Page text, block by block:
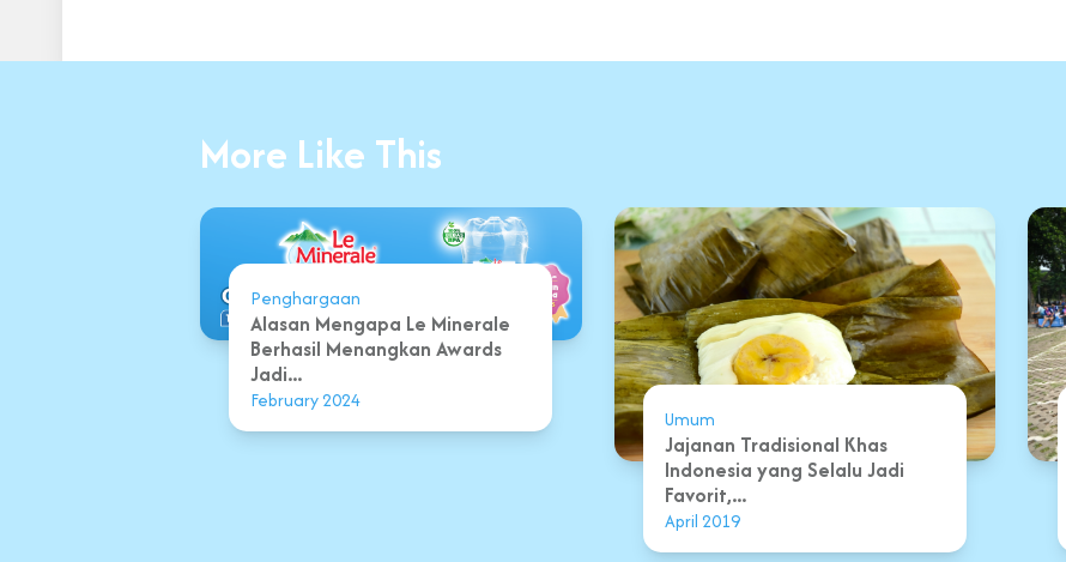
More Like This
Penghargaan
Alasan Mengapa Le Minerale
Berhasil Menangkan Awards
Jadi...
February 2024
Umum
Jajanan Tradisional Khas
Indonesia yang Selalu Jadi
Favorit,...
April 2019